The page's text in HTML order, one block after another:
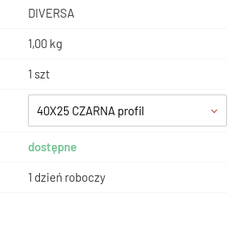
DIVERSA
1,00 kg
1 szt
40X25 CZARNA profil
dostępne
1 dzień roboczy